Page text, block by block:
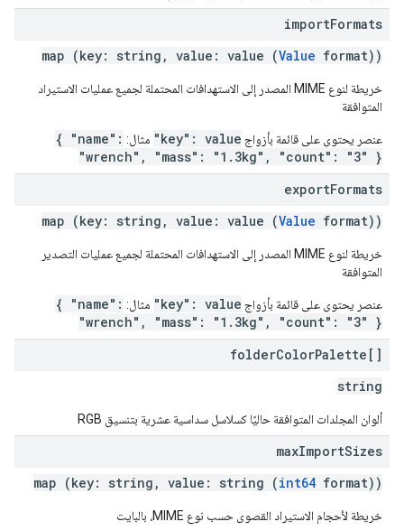
importFormats
map (key: string, value: value (Value format))
خريطة لنوع MIME المصدر إلى الاستهدافات المحتملة لجميع عمليات الاستيراد
المتوافقة
عنصر يحتوي على قائمة بأزواج "key": value مثال: { "name":
"wrench", "mass": "1.3kg", "count": "3" }
exportFormats
map (key: string, value: value (Value format))
خريطة لنوع MIME المصدر إلى الاستهدافات المحتملة لجميع عمليات التصدير
المتوافقة
عنصر يحتوي على قائمة بأزواج "key": value مثال: { "name":
"wrench", "mass": "1.3kg", "count": "3" }
folderColorPalette[]
string
ألوان المجلدات المتوافقة حاليًا كسلاسل سداسية عشرية بتنسيق RGB
maxImportSizes
map (key: string, value: string (int64 format))
خريطة لأحجام الاستيراد القصوى حسب نوع MIME، بالبايت